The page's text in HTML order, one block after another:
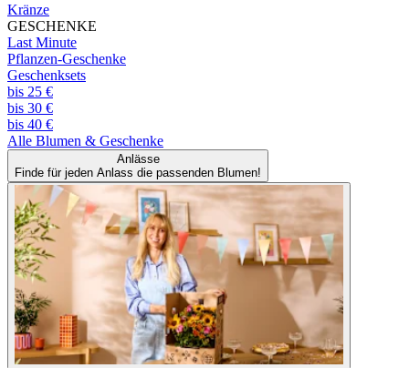
Kränze
GESCHENKE
Last Minute
Pflanzen-Geschenke
Geschenksets
bis 25 €
bis 30 €
bis 40 €
Alle Blumen & Geschenke
Anlässe
Finde für jeden Anlass die passenden Blumen!